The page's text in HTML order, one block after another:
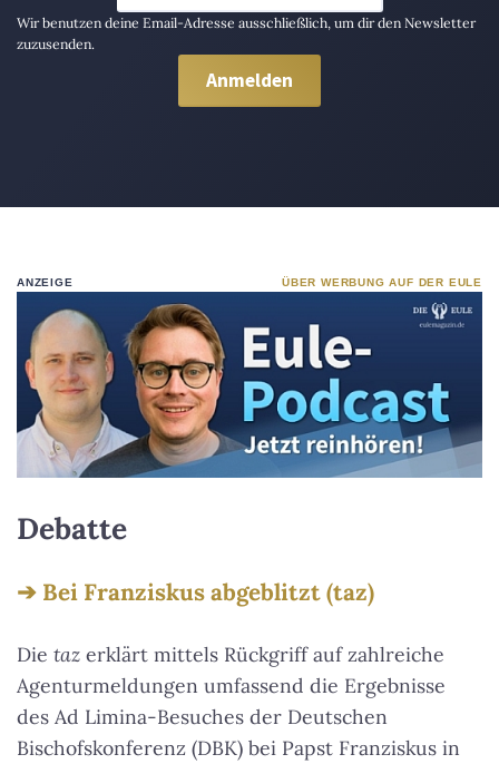
Wir benutzen deine Email-Adresse ausschließlich, um dir den Newsletter
zuzusenden.
ANZEIGE ÜBER WERBUNG AUF DER EULE
Debatte
Bei Franziskus abgeblitzt (taz)
Die taz erklärt mittels Rückgriff auf zahlreiche
Agenturmeldungen umfassend die Ergebnisse
des Ad Limina-Besuches der Deutschen
Bischofskonferenz (DBK) bei Papst Franziskus in